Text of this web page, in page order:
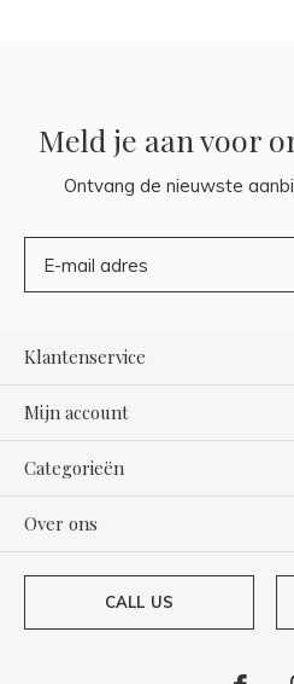
Meld je aan voor
Ontvang de nieuwste
Klantenservice
Mijn account
Categorieën
Over ons
CALL US